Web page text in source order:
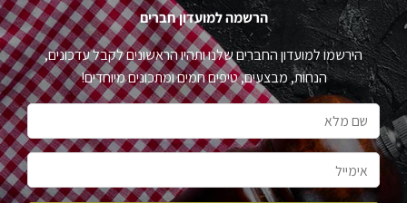
הרשמה למועדון חברים
הירשמו למועדון החברים שלנו ותהיו הראשונים לקבל עדכונים,
הנחות, מבצעים, טיפים חמים ומתכונים מיוחדים!